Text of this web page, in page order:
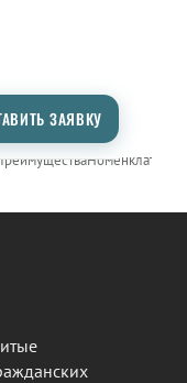
ЗАЯВКУ
Номенклатура